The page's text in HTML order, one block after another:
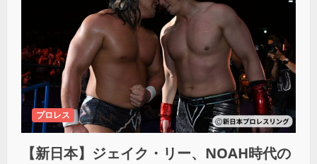
プロレス
【新日本】ジェイク・リー、NOAH時代の